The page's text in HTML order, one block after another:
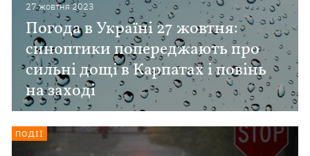
27 жовтня 2023
Погода в Україні 27 жовтня:
синоптики попереджають про
сильні дощі в Карпатах і повінь
на заході
ПОДІЇ